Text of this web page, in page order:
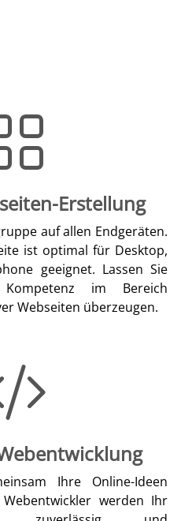
Erstellung
auf allen Endgeräten.
ist optimal für Desktop,
geeignet. Lassen Sie
im Bereich
Webseiten überzeugen.
Ihre Online-Ideen
werden Ihr